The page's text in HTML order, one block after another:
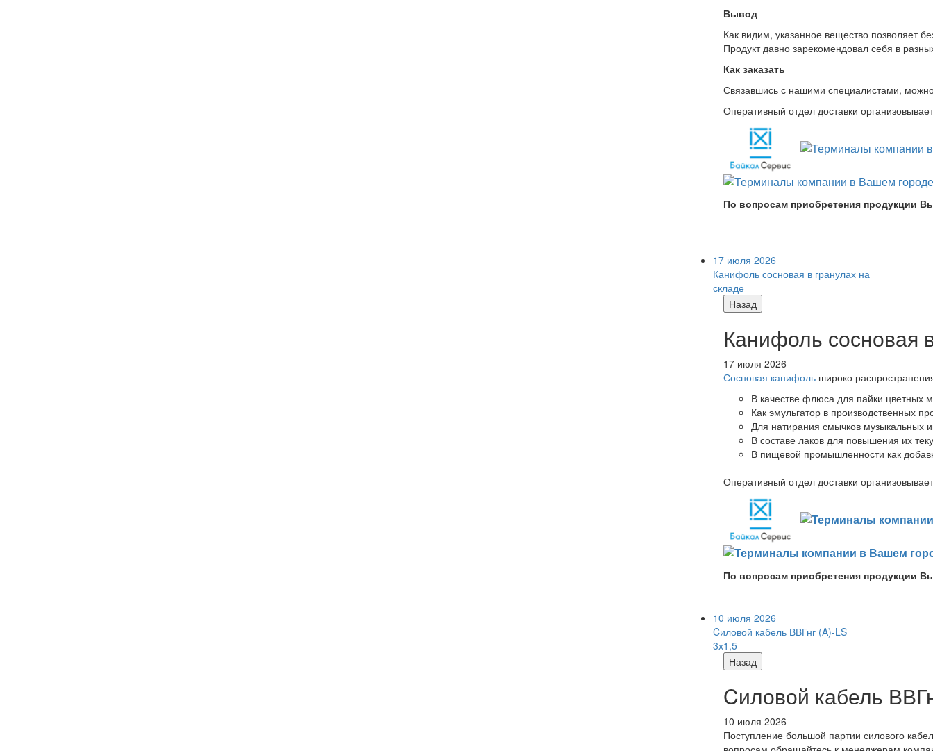
Вывод
Как видим, указанное вещество позволяет
Продукт давно зарекомендовал себя в
Как заказать
Связавшись с нашими специалистами,
Оперативный отдел доставки
По вопросам приобретения продукции
17 июля 2026
Канифоль сосновая в гранулах на
складе
Назад
Канифоль сосновая
17 июля 2026
Сосновая канифоль широко
В качестве флюса для пайки цветных
Как эмульгатор в производственных
Для натирания смычков музыкальных
В составе лаков для повышения их
В пищевой промышленности как
Оперативный отдел доставки
По вопросам приобретения продукции
10 июля 2026
Cиловой кабель ВВГнг (A)-LS
3х1,5
Назад
Cиловой кабель
10 июля 2026
Поступление большой партии силового